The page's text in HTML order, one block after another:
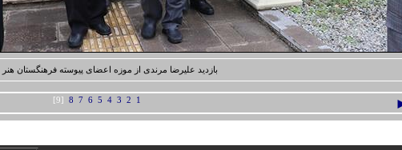
بازدید علیرضا مرندی از موزه اعضای پیوسته فرهنگستان هنر
1
2
3
4
5
6
7
8
[9]